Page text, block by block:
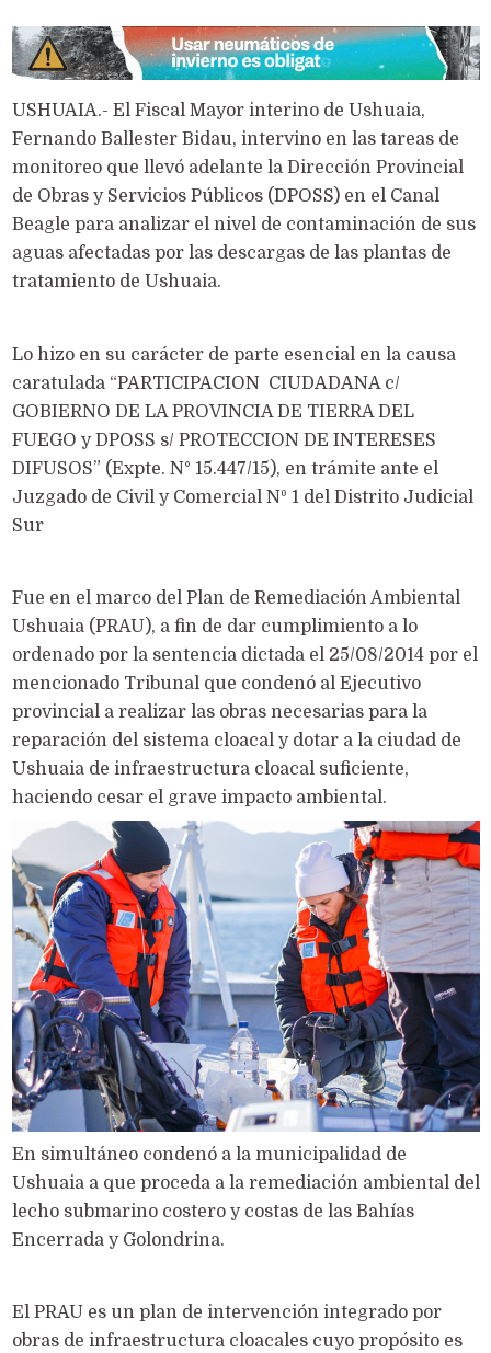
USHUAIA.- El Fiscal Mayor interino de Ushuaia,
Fernando Ballester Bidau, intervino en las tareas de
monitoreo que llevó adelante la Dirección Provincial
de Obras y Servicios Públicos (DPOSS) en el Canal
Beagle para analizar el nivel de contaminación de sus
aguas afectadas por las descargas de las plantas de
tratamiento de Ushuaia.
Lo hizo en su carácter de parte esencial en la causa
caratulada “PARTICIPACION CIUDADANA c/
GOBIERNO DE LA PROVINCIA DE TIERRA DEL
FUEGO y DPOSS s/ PROTECCION DE INTERESES
DIFUSOS” (Expte. N° 15.447/15), en trámite ante el
Juzgado de Civil y Comercial Nº 1 del Distrito Judicial
Sur
Fue en el marco del Plan de Remediación Ambiental
Ushuaia (PRAU), a fin de dar cumplimiento a lo
ordenado por la sentencia dictada el 25/08/2014 por el
mencionado Tribunal que condenó al Ejecutivo
provincial a realizar las obras necesarias para la
reparación del sistema cloacal y dotar a la ciudad de
Ushuaia de infraestructura cloacal suficiente,
haciendo cesar el grave impacto ambiental.
En simultáneo condenó a la municipalidad de
Ushuaia a que proceda a la remediación ambiental del
lecho submarino costero y costas de las Bahías
Encerrada y Golondrina.
El PRAU es un plan de intervención integrado por
obras de infraestructura cloacales cuyo propósito es